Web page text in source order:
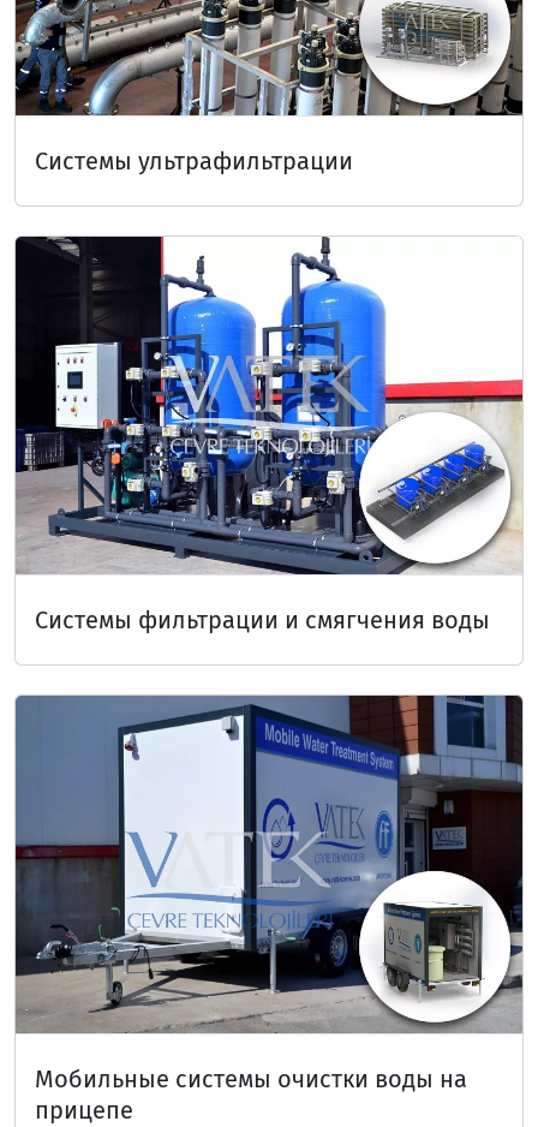
Системы ультрафильтрации
Системы фильтрации и смягчения воды
Мобильные системы очистки воды на
прицепе